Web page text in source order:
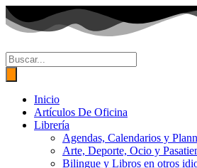
Ir
al
contenido
Búsqueda
de
productos
Inicio
Artículos De Oficina
Librería
Agendas, Calendarios y
Arte, Deporte, Ocio y
Bilingue y Libros en otros